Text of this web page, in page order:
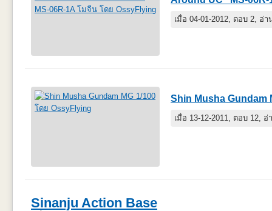
เมื่อ 04-01-2012, ตอบ 2, อ่า
Shin Musha Gundam
เมื่อ 13-12-2011, ตอบ 12, อ่
Sinanju Action Base